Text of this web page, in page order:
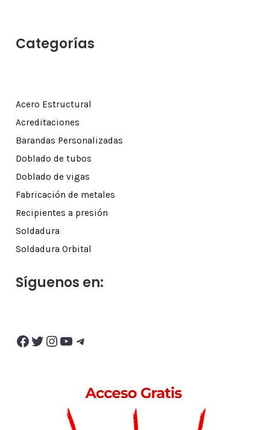
Categorías
Acero Estructural
Acreditaciones
Barandas Personalizadas
Doblado de tubos
Doblado de vigas
Fabricación de metales
Recipientes a presión
Soldadura
Soldadura Orbital
Síguenos en:
Facebook Twitter InstagramYouTube Telegram